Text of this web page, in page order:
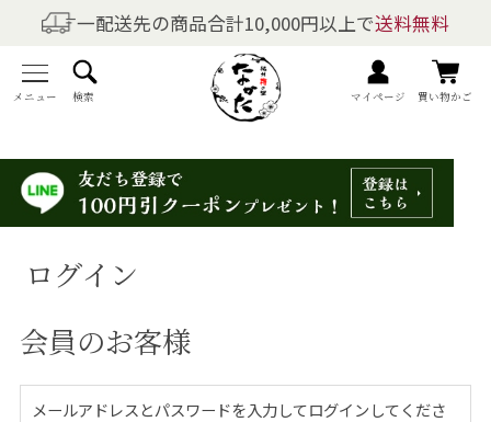
一配送先の商品合計10,000円以上で送料無料
メニュー 検索 マイページ 買い物かご
商品を探す
全商品一覧
梅干しの商品一覧
梅酒の商品一覧
梅製品・その他の商品一覧
メニュー
トップページ
ログイン
会員のお客様
メールアドレスとパスワードを入力してログインしてくださ